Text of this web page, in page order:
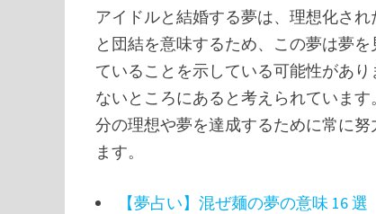
アイドルと結婚する夢は、理想化さ
と団結を意味するため、この夢は夢
ていることを示している可能性があ
ないところにあると考えられていま
分の理想や夢を達成するために常に
ます。
【夢占い】混ぜ麺の夢の意味 16 選